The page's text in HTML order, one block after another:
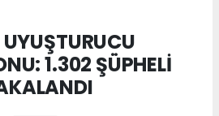
UYUŞTURUCU
1.302 ŞÜPHELİ